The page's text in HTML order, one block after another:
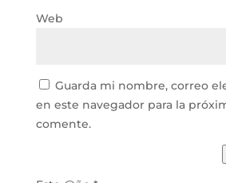
Web
Guarda mi nombre, correo
en este navegador para la
comente.